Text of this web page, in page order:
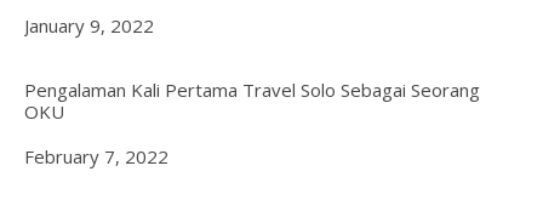
Date
January 9, 2022
Pengalaman Kali Pertama Travel Solo Sebagai Seorang
OKU
Date
February 7, 2022